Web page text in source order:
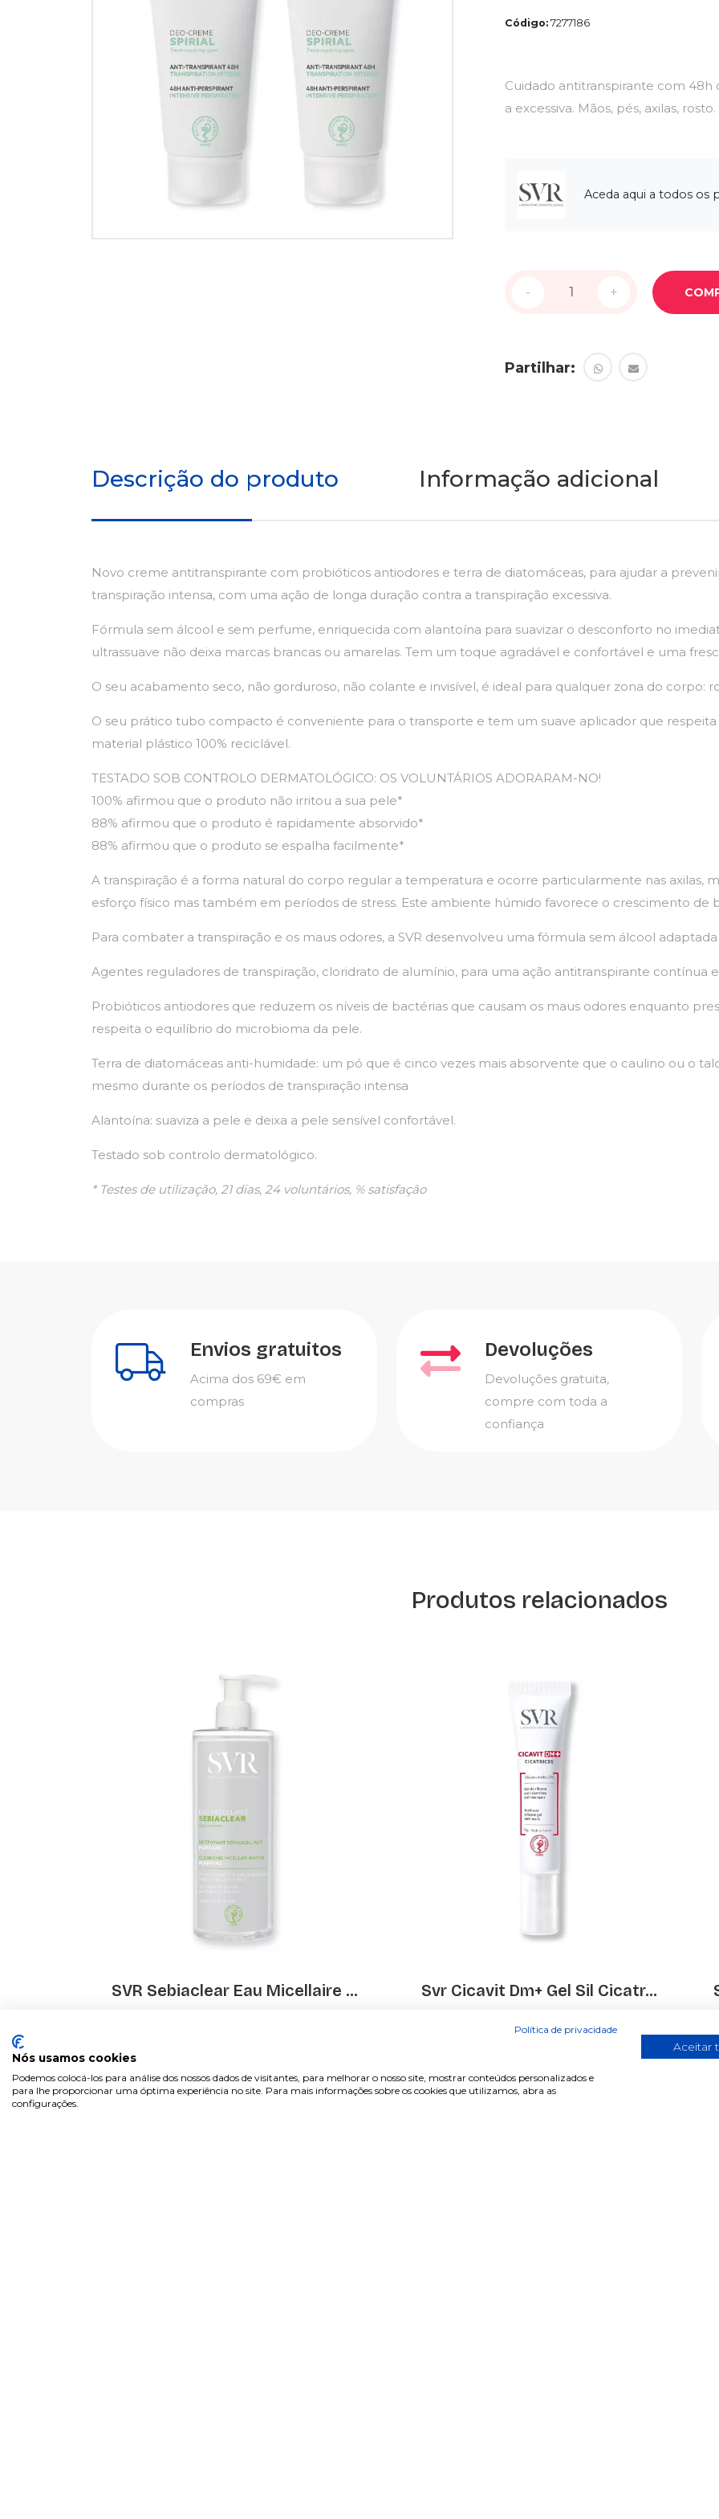
Código: 7277186
Cuidado antitranspirante com 48h
a excessiva. Mãos, pés, axilas, rosto.
Aceda aqui a todos os
- +
- +
Partilhar:
Descrição do produto Informação adicional
Novo creme antitranspirante com probióticos antiodores e terra de diatomáceas, para ajudar a
transpiração intensa, com uma ação de longa duração contra a transpiração excessiva.
Fórmula sem álcool e sem perfume, enriquecida com alantoína para suavizar o desconforto no
ultrassuave não deixa marcas brancas ou amarelas. Tem um toque agradável e confortável e uma
O seu acabamento seco, não gorduroso, não colante e invisível, é ideal para qualquer zona do corpo:
O seu prático tubo compacto é conveniente para o transporte e tem um suave aplicador que respeita
material plástico 100% reciclável.
TESTADO SOB CONTROLO DERMATOLÓGICO: OS VOLUNTÁRIOS ADORARAM-NO!
100% afirmou que o produto não irritou a sua pele*
88% afirmou que o produto é rapidamente absorvido*
88% afirmou que o produto se espalha facilmente*
A transpiração é a forma natural do corpo regular a temperatura e ocorre particularmente nas axilas,
esforço físico mas também em períodos de stress. Este ambiente húmido favorece o crescimento de
Para combater a transpiração e os maus odores, a SVR desenvolveu uma fórmula sem álcool
Agentes reguladores de transpiração, cloridrato de alumínio, para uma ação antitranspirante contínua
Probióticos antiodores que reduzem os níveis de bactérias que causam os maus odores enquanto
respeita o equilíbrio do microbioma da pele.
Terra de diatomáceas anti-humidade: um pó que é cinco vezes mais absorvente que o caulino ou o
mesmo durante os períodos de transpiração intensa
Alantoína: suaviza a pele e deixa a pele sensível confortável.
Testado sob controlo dermatológico.
* Testes de utilização, 21 dias, 24 voluntários, % satisfação
Envios gratuitos
Acima dos 69€ em
compras
Devoluções
Devoluções gratuita,
compre com toda a
confiança
Produtos relacionados
SVR Sebiaclear Eau Micellaire ... Svr Cicavit Dm+ Gel Sil Cicatr...
Política de privacidade
Nós usamos cookies
Podemos colocá-los para análise dos nossos dados de visitantes, para melhorar o nosso site, mostrar conteúdos personalizados e
para lhe proporcionar uma óptima experiência no site. Para mais informações sobre os cookies que utilizamos, abra as
configurações.
Aceitar